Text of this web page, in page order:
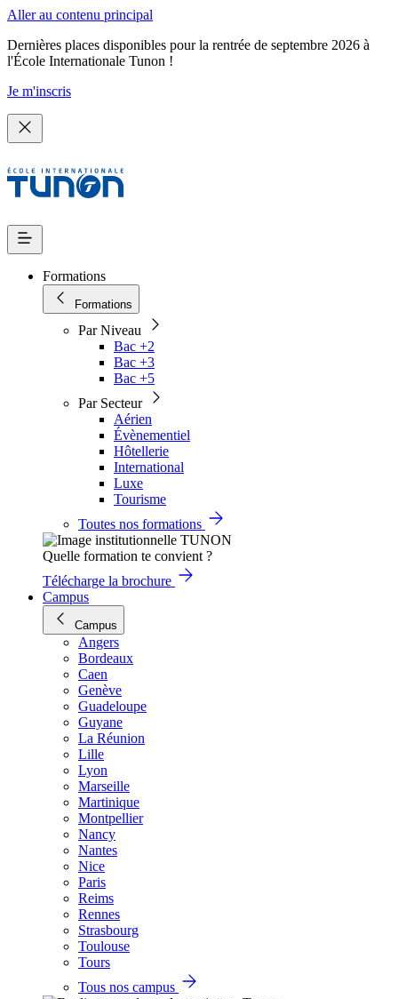
Aller au contenu principal
Dernières places disponibles pour la rentrée de septembre 2026 à
l'École Internationale Tunon !
Je m'inscris
Formations
Formations
Par Niveau
Bac +2
Bac +3
Bac +5
Par Secteur
Aérien
Évènementiel
Hôtellerie
International
Luxe
Tourisme
Toutes nos formations
Quelle formation te convient ?
Télécharge la brochure
Campus
Campus
Angers
Bordeaux
Caen
Genève
Guadeloupe
Guyane
La Réunion
Lille
Lyon
Marseille
Martinique
Montpellier
Nancy
Nantes
Nice
Paris
Reims
Rennes
Strasbourg
Toulouse
Tours
Tous nos campus